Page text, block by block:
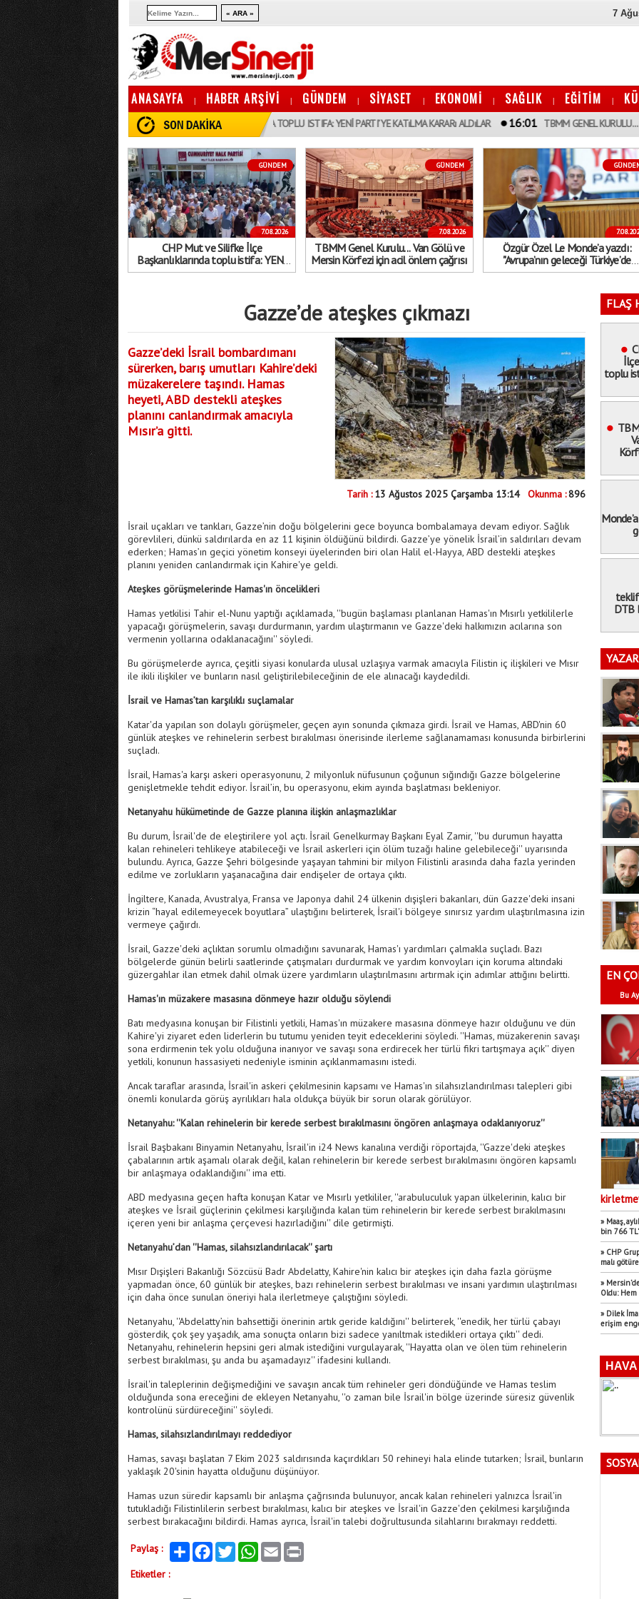
7
ANASAYFA | HABER ARŞİVİ | GÜNDEM | SİYASET | EKONOMİ | SAĞLIK | EĞİTİM |
16:33 CHP MUT VE SILIFKE İLÇE BAŞKANLıKLARıNDA TOPLU ISTIFA: YENİ PARTI’YE KATıLMA KARARı ALDıLAR 16:01 TBMM GENEL KURULU... VAN GÖLÜ
GÜNDEM
7.08.2026
CHP Mut ve Silifke İlçe
Başkanlıklarında toplu istifa: YENİ
Parti’ye katılma kararı aldılar
GÜNDEM
7.08.2026
TBMM Genel Kurulu... Van Gölü ve
Mersin Körfezi için acil önlem çağrısı
Özgür Özel Le Monde’a yazdı:
"Avrupa’nın geleceği Türkiye’de
demokrasinin geleceğinden ayrı
Gazze’de ateşkes çıkmazı
Gazze’deki İsrail bombardımanı
sürerken, barış umutları Kahire’deki
müzakerelere taşındı. Hamas
heyeti, ABD destekli ateşkes
planını canlandırmak amacıyla
Mısır’a gitti.
Tarih : 13 Ağustos 2025 Çarşamba 13:14 Okunma :896
İsrail uçakları ve tankları, Gazze’nin doğu bölgelerini gece boyunca bombalamaya devam ediyor. Sağlık
görevlileri, dünkü saldırılarda en az 11 kişinin öldüğünü bildirdi. Gazze’ye yönelik İsrail’in saldırıları devam
ederken; Hamas’ın geçici yönetim konseyi üyelerinden biri olan Halil el-Hayya, ABD destekli ateşkes
planını yeniden canlandırmak için Kahire'ye geldi.
Ateşkes görüşmelerinde Hamas'ın öncelikleri
Hamas yetkilisi Tahir el-Nunu yaptığı açıklamada, ''bugün başlaması planlanan Hamas'ın Mısırlı yetkililerle
yapacağı görüşmelerin, savaşı durdurmanın, yardım ulaştırmanın ve Gazze'deki halkımızın acılarına son
vermenin yollarına odaklanacağını'' söyledi.
Bu görüşmelerde ayrıca, çeşitli siyasi konularda ulusal uzlaşıya varmak amacıyla Filistin iç ilişkileri ve Mısır
ile ikili ilişkiler ve bunların nasıl geliştirilebileceğinin de ele alınacağı kaydedildi.
İsrail ve Hamas’tan karşılıklı suçlamalar
Katar'da yapılan son dolaylı görüşmeler, geçen ayın sonunda çıkmaza girdi. İsrail ve Hamas, ABD'nin 60
günlük ateşkes ve rehinelerin serbest bırakılması önerisinde ilerleme sağlanamaması konusunda birbirlerini
suçladı.
İsrail, Hamas'a karşı askeri operasyonunu, 2 milyonluk nüfusunun çoğunun sığındığı Gazze bölgelerine
genişletmekle tehdit ediyor. İsrail’in, bu operasyonu, ekim ayında başlatması bekleniyor.
Netanyahu hükümetinde de Gazze planına ilişkin anlaşmazlıklar
Bu durum, İsrail'de de eleştirilere yol açtı. İsrail Genelkurmay Başkanı Eyal Zamir, ''bu durumun hayatta
kalan rehineleri tehlikeye atabileceği ve İsrail askerleri için ölüm tuzağı haline gelebileceği'' uyarısında
bulundu. Ayrıca, Gazze Şehri bölgesinde yaşayan tahmini bir milyon Filistinli arasında daha fazla yerinden
edilme ve zorlukların yaşanacağına dair endişeler de ortaya çıktı.
İngiltere, Kanada, Avustralya, Fransa ve Japonya dahil 24 ülkenin dışişleri bakanları, dün Gazze'deki insani
krizin “hayal edilemeyecek boyutlara” ulaştığını belirterek, İsrail'i bölgeye sınırsız yardım ulaştırılmasına izin
vermeye çağırdı.
İsrail, Gazze'deki açlıktan sorumlu olmadığını savunarak, Hamas'ı yardımları çalmakla suçladı. Bazı
bölgelerde günün belirli saatlerinde çatışmaları durdurmak ve yardım konvoyları için koruma altındaki
güzergahlar ilan etmek dahil olmak üzere yardımların ulaştırılmasını artırmak için adımlar attığını belirtti.
Hamas'ın müzakere masasına dönmeye hazır olduğu söylendi
Batı medyasına konuşan bir Filistinli yetkili, Hamas'ın müzakere masasına dönmeye hazır olduğunu ve dün
Kahire'yi ziyaret eden liderlerin bu tutumu yeniden teyit edeceklerini söyledi. ''Hamas, müzakerenin savaşı
sona erdirmenin tek yolu olduğuna inanıyor ve savaşı sona erdirecek her türlü fikri tartışmaya açık'' diyen
yetkili, konunun hassasiyeti nedeniyle isminin açıklanmamasını istedi.
Ancak taraflar arasında, İsrail'in askeri çekilmesinin kapsamı ve Hamas'ın silahsızlandırılması talepleri gibi
önemli konularda görüş ayrılıkları hala oldukça büyük bir sorun olarak görülüyor.
Netanyahu: ''Kalan rehinelerin bir kerede serbest bırakılmasını öngören anlaşmaya odaklanıyoruz''
İsrail Başbakanı Binyamin Netanyahu, İsrail'in i24 News kanalına verdiği röportajda, ''Gazze'deki ateşkes
çabalarının artık aşamalı olarak değil, kalan rehinelerin bir kerede serbest bırakılmasını öngören kapsamlı
bir anlaşmaya odaklandığını'' ima etti.
ABD medyasına geçen hafta konuşan Katar ve Mısırlı yetkililer, ''arabuluculuk yapan ülkelerinin, kalıcı bir
ateşkes ve İsrail güçlerinin çekilmesi karşılığında kalan tüm rehinelerin bir kerede serbest bırakılmasını
içeren yeni bir anlaşma çerçevesi hazırladığını'' dile getirmişti.
Netanyahu’dan ''Hamas, silahsızlandırılacak'' şartı
Mısır Dışişleri Bakanlığı Sözcüsü Badr Abdelatty, Kahire'nin kalıcı bir ateşkes için daha fazla görüşme
yapmadan önce, 60 günlük bir ateşkes, bazı rehinelerin serbest bırakılması ve insani yardımın ulaştırılması
için daha önce sunulan öneriyi hala ilerletmeye çalıştığını söyledi.
Netanyahu, ''Abdelatty’nin bahsettiği önerinin artık geride kaldığını'' belirterek, ''enedik, her türlü çabayı
gösterdik, çok şey yaşadık, ama sonuçta onların bizi sadece yanıltmak istedikleri ortaya çıktı'' dedi.
Netanyahu, rehinelerin hepsini geri almak istediğini vurgulayarak, ''Hayatta olan ve ölen tüm rehinelerin
serbest bırakılması, şu anda bu aşamadayız'' ifadesini kullandı.
İsrail'in taleplerinin değişmediğini ve savaşın ancak tüm rehineler geri döndüğünde ve Hamas teslim
olduğunda sona ereceğini de ekleyen Netanyahu, ''o zaman bile İsrail'in bölge üzerinde süresiz güvenlik
kontrolünü sürdüreceğini'' söyledi.
Hamas, silahsızlandırılmayı reddediyor
Hamas, savaşı başlatan 7 Ekim 2023 saldırısında kaçırdıkları 50 rehineyi hala elinde tutarken; İsrail, bunların
yaklaşık 20'sinin hayatta olduğunu düşünüyor.
Hamas uzun süredir kapsamlı bir anlaşma çağrısında bulunuyor, ancak kalan rehineleri yalnızca İsrail'in
tutukladığı Filistinlilerin serbest bırakılması, kalıcı bir ateşkes ve İsrail'in Gazze'den çekilmesi karşılığında
serbest bırakacağını bildirdi. Hamas ayrıca, İsrail'in talebi doğrultusunda silahlarını bırakmayı reddetti.
Paylaş : Paylaş FacebookTwitter WhatsAppEmail
Etiketler :
FLAŞ
toplu
DTB
EN
Bu Ay
» Maaş,
bin 766
» CHP
malı
»
Oldu:
» Dilek
erişim